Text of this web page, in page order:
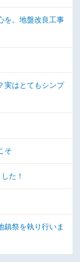
を。地盤改良工事
実はとてもシンプ
そ
た！
鎮祭を執り行いま